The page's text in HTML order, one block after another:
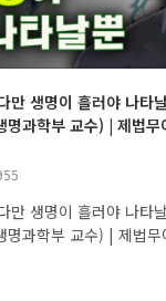
만 생명이 흘러야 나타
명과학부 교수) | 제법
만 생명이 흘러야 나타
명과학부 교수) | 제법